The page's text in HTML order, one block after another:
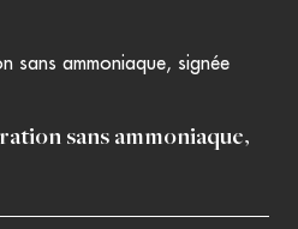
sans ammoniaque,